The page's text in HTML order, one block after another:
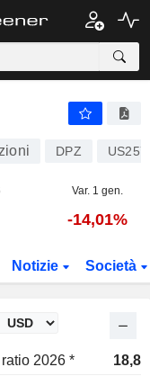
DPZ
Var. 1 gen.
-14,01%
Notizie Società
ratio 2026 *
18,8x